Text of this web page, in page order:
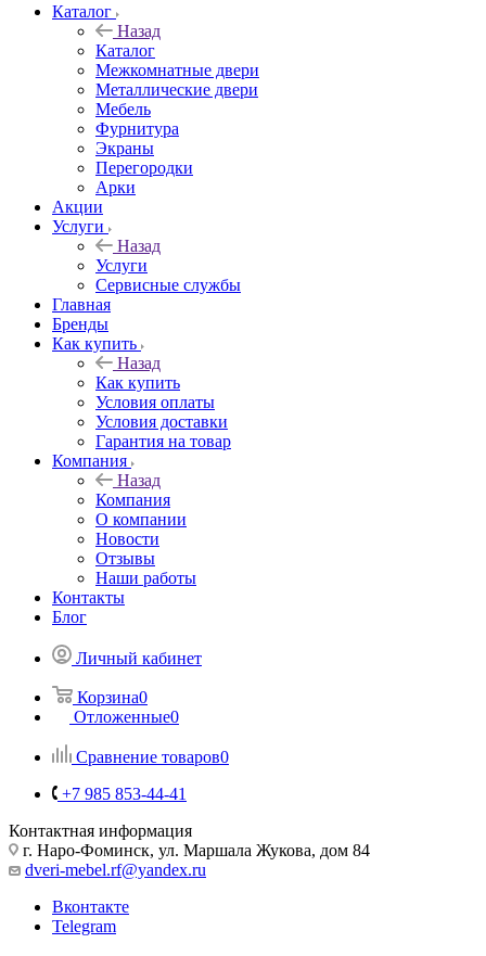
Каталог
Назад
Каталог
Межкомнатные двери
Металлические двери
Мебель
Фурнитура
Экраны
Перегородки
Арки
Акции
Услуги
Назад
Услуги
Сервисные службы
Главная
Бренды
Как купить
Назад
Как купить
Условия оплаты
Условия доставки
Гарантия на товар
Компания
Назад
Компания
О компании
Новости
Отзывы
Наши работы
Контакты
Блог
Личный кабинет
Корзина0
Отложенные0
Сравнение товаров0
+7 985 853-44-41
Контактная информация
г. Наро-Фоминск, ул. Маршала Жукова, дом 84
dveri-mebel.rf@yandex.ru
Вконтакте
Telegram